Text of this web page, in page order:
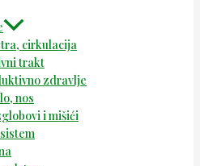
cirkulacija
trakt
zdravlje
nos
i mišići